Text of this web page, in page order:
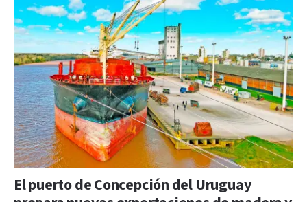
El puerto de Concepción del Uruguay